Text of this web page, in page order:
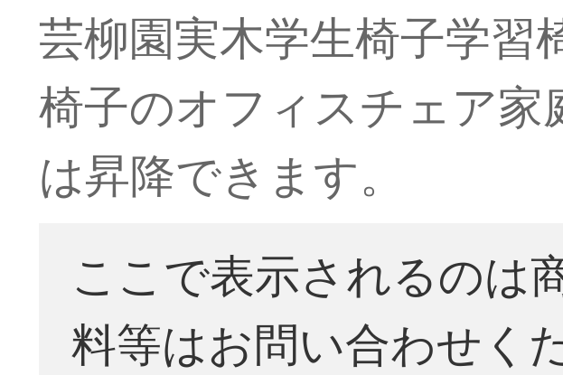
芸柳園実木学生椅子学習
椅子のオフィスチェア
は昇降できます。
ここで表示されるのは
料等はお問い合わせく